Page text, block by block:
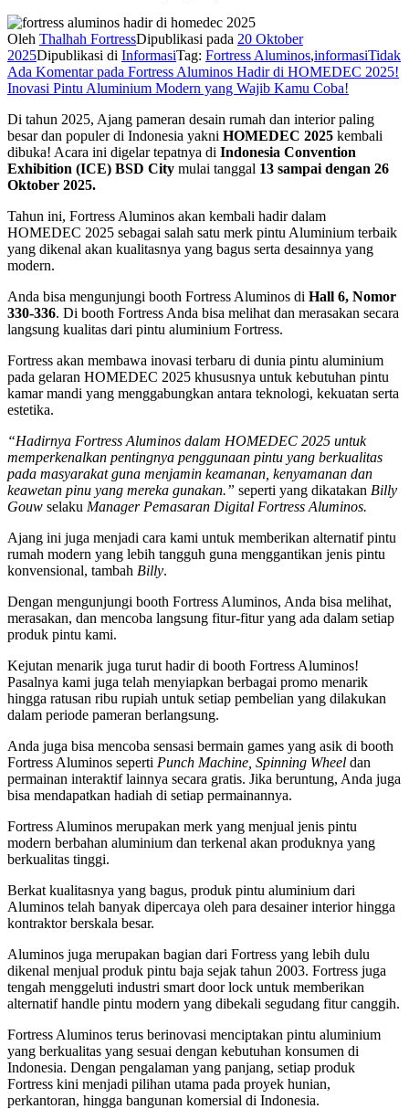
Oleh Thalhah FortressDipublikasi pada 20 Oktober
2025Dipublikasi di InformasiTag: Fortress Aluminos,informasiTidak
Ada Komentarpada Fortress Aluminos Hadir di HOMEDEC 2025!
Inovasi Pintu Aluminium Modern yang Wajib Kamu Coba!
Di tahun 2025, Ajang pameran desain rumah dan interior paling
besar dan populer di Indonesia yakni HOMEDEC 2025 kembali
dibuka! Acara ini digelar tepatnya di Indonesia Convention
Exhibition (ICE) BSD City mulai tanggal 13 sampai dengan 26
Oktober 2025.
Tahun ini, Fortress Aluminos akan kembali hadir dalam
HOMEDEC 2025 sebagai salah satu merk pintu Aluminium terbaik
yang dikenal akan kualitasnya yang bagus serta desainnya yang
modern.
Anda bisa mengunjungi booth Fortress Aluminos di Hall 6, Nomor
330-336. Di booth Fortress Anda bisa melihat dan merasakan secara
langsung kualitas dari pintu aluminium Fortress.
Fortress akan membawa inovasi terbaru di dunia pintu aluminium
pada gelaran HOMEDEC 2025 khususnya untuk kebutuhan pintu
kamar mandi yang menggabungkan antara teknologi, kekuatan serta
estetika.
“Hadirnya Fortress Aluminos dalam HOMEDEC 2025 untuk
memperkenalkan pentingnya penggunaan pintu yang berkualitas
pada masyarakat guna menjamin keamanan, kenyamanan dan
keawetan pinu yang mereka gunakan.” seperti yang dikatakan Billy
Gouw selaku Manager Pemasaran Digital Fortress Aluminos.
Ajang ini juga menjadi cara kami untuk memberikan alternatif pintu
rumah modern yang lebih tangguh guna menggantikan jenis pintu
konvensional, tambah Billy.
Dengan mengunjungi booth Fortress Aluminos, Anda bisa melihat,
merasakan, dan mencoba langsung fitur-fitur yang ada dalam setiap
produk pintu kami.
Kejutan menarik juga turut hadir di booth Fortress Aluminos!
Pasalnya kami juga telah menyiapkan berbagai promo menarik
hingga ratusan ribu rupiah untuk setiap pembelian yang dilakukan
dalam periode pameran berlangsung.
Anda juga bisa mencoba sensasi bermain games yang asik di booth
Fortress Aluminos seperti Punch Machine, Spinning Wheel dan
permainan interaktif lainnya secara gratis. Jika beruntung, Anda juga
bisa mendapatkan hadiah di setiap permainannya.
Fortress Aluminos merupakan merk yang menjual jenis pintu
modern berbahan aluminium dan terkenal akan produknya yang
berkualitas tinggi.
Berkat kualitasnya yang bagus, produk pintu aluminium dari
Aluminos telah banyak dipercaya oleh para desainer interior hingga
kontraktor berskala besar.
Aluminos juga merupakan bagian dari Fortress yang lebih dulu
dikenal menjual produk pintu baja sejak tahun 2003. Fortress juga
tengah menggeluti industri smart door lock untuk memberikan
alternatif handle pintu modern yang dibekali segudang fitur canggih.
Fortress Aluminos terus berinovasi menciptakan pintu aluminium
yang berkualitas yang sesuai dengan kebutuhan konsumen di
Indonesia. Dengan pengalaman yang panjang, setiap produk
Fortress kini menjadi pilihan utama pada proyek hunian,
perkantoran, hingga bangunan komersial di Indonesia.